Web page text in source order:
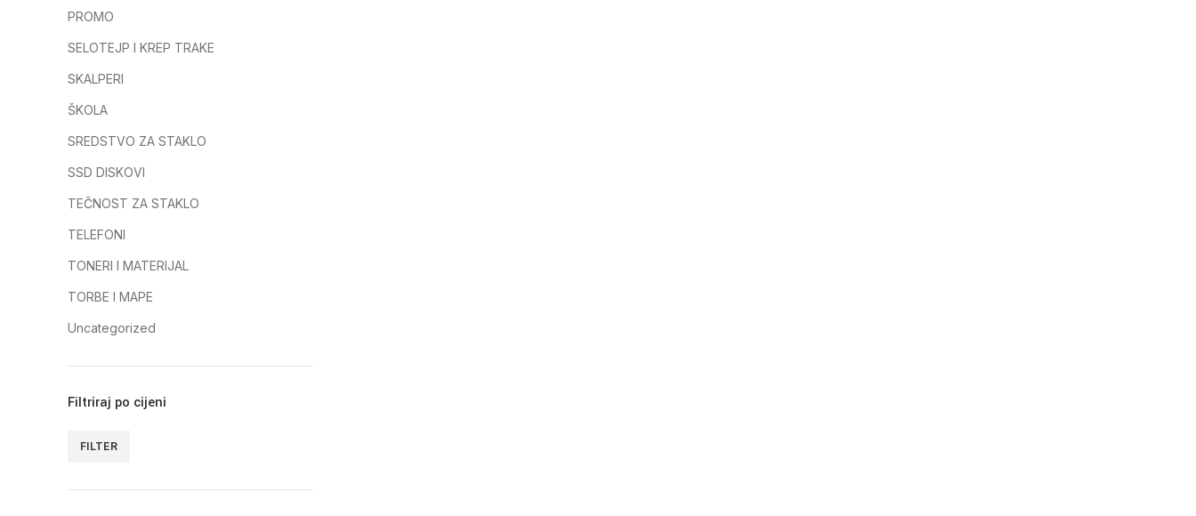
PROMO
SELOTEJP I KREP TRAKE
SKALPERI
ŠKOLA
SREDSTVO ZA STAKLO
SSD DISKOVI
TEČNOST ZA STAKLO
TELEFONI
TONERI I MATERIJAL
TORBE I MAPE
Uncategorized
Filtriraj po cijeni
FILTER